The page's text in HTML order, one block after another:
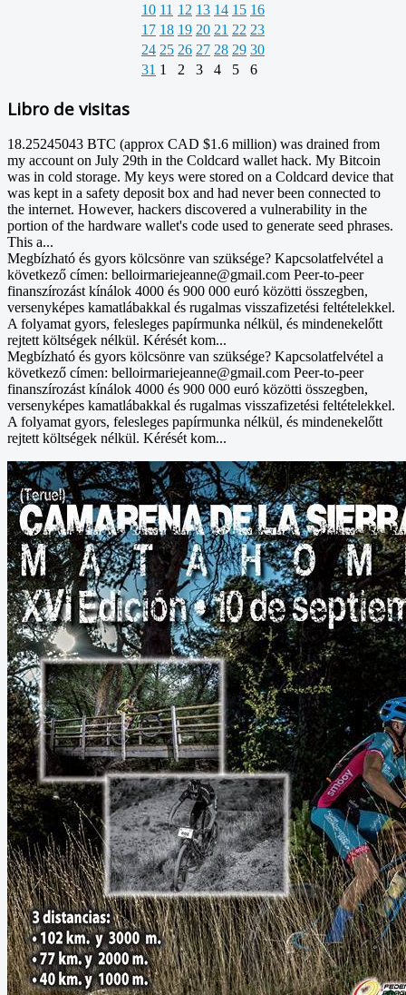
10 11 12 13 14 15 16
17 18 19 20 21 22 23
24 25 26 27 28 29 30
31 1 2 3 4 5 6
Libro de visitas
18.25245043 BTC (approx CAD $1.6 million) was drained from
my account on July 29th in the Coldcard wallet hack. My Bitcoin
was in cold storage. My keys were stored on a Coldcard device that
was kept in a safety deposit box and had never been connected to
the internet. However, hackers discovered a vulnerability in the
portion of the hardware wallet's code used to generate seed phrases.
This a...
Megbízható és gyors kölcsönre van szüksége? Kapcsolatfelvétel a
következő címen: belloirmariejeanne@gmail.com Peer-to-peer
finanszírozást kínálok 4000 és 900 000 euró közötti összegben,
versenyképes kamatlábakkal és rugalmas visszafizetési feltételekkel.
A folyamat gyors, felesleges papírmunka nélkül, és mindenekelőtt
rejtett költségek nélkül. Kérését kom...
Megbízható és gyors kölcsönre van szüksége? Kapcsolatfelvétel a
következő címen: belloirmariejeanne@gmail.com Peer-to-peer
finanszírozást kínálok 4000 és 900 000 euró közötti összegben,
versenyképes kamatlábakkal és rugalmas visszafizetési feltételekkel.
A folyamat gyors, felesleges papírmunka nélkül, és mindenekelőtt
rejtett költségek nélkül. Kérését kom...